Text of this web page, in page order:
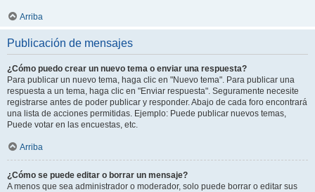
Arriba
Publicación de mensajes
¿Cómo puedo crear un nuevo tema o enviar una respuesta?
Para publicar un nuevo tema, haga clic en "Nuevo tema". Para publicar una
respuesta a un tema, haga clic en "Enviar respuesta". Seguramente necesite
registrarse antes de poder publicar y responder. Abajo de cada foro encontrará
una lista de acciones permitidas. Ejemplo: Puede publicar nuevos temas,
Puede votar en las encuestas, etc.
Arriba
¿Cómo se puede editar o borrar un mensaje?
A menos que sea administrador o moderador, solo puede borrar o editar sus